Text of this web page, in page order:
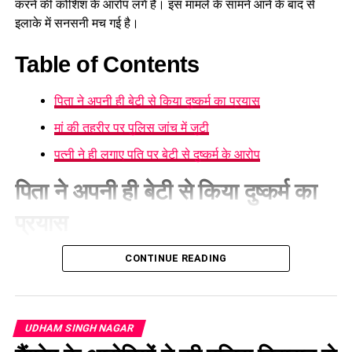
करने की कोशिश के आरोप लगे हैं। इस मामले के सामने आने के बाद से
इलाके में सनसनी मच गई है।
Table of Contents
पिता ने अपनी ही बेटी से किया दुष्कर्म का प्रयास
मां की तहरीर पर पुलिस जांच में जुटी
पत्नी ने ही लगाए पति पर बेटी से दुष्कर्म के आरोप
पिता ने अपनी ही बेटी से किया दुष्कर्म का
रुद्रपुर में पारिवारिक रिश्तों को तार-तार कर देने वाला एक खौफनाक
मामला प्रकाश में आया है। यहाँ एक माँ ने अपने ही पति पर अपनी 10 साल
कीमासूम बेटी के साथ यौन उत्पीड़नका प्रयास करने का संगीन आरोप
CONTINUE READING
UDHAM SINGH NAGAR